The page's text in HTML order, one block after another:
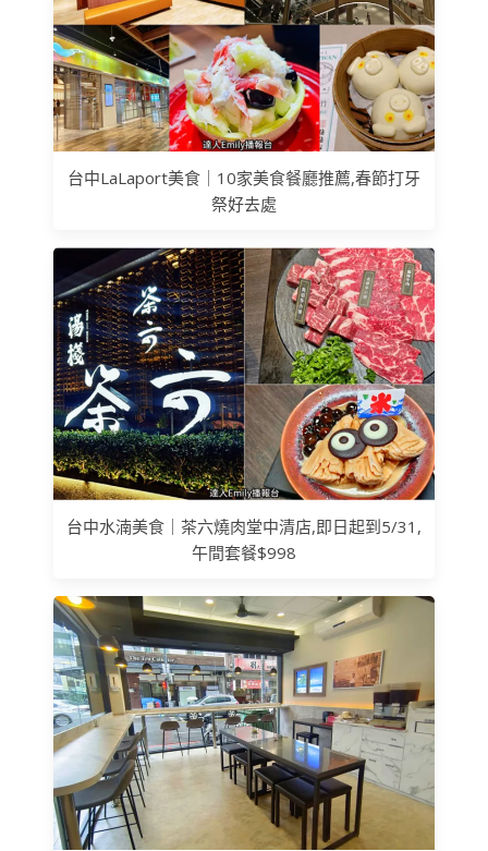
台中LaLaport美食｜10家美食餐廳推薦,春節打牙
祭好去處
台中水湳美食｜茶六燒肉堂中清店,即日起到5/31,
午間套餐$998